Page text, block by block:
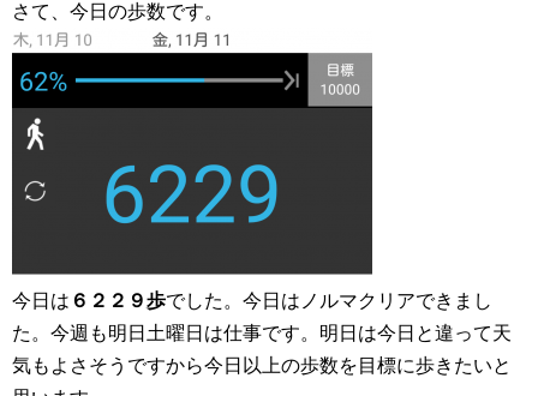
さて、今日の歩数です。
今日は ６２２９歩でした。今日はノルマクリアできまし
た。今週も明日土曜日は仕事です。明日は今日と違って天
気もよさそうですから今日以上の歩数を目標に歩きたいと